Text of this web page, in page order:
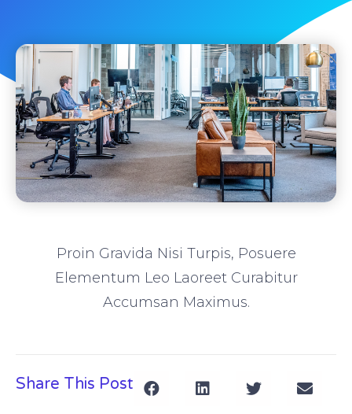
Proin Gravida Nisi Turpis, Posuere
Elementum Leo Laoreet Curabitur
Accumsan Maximus.
Share This Post